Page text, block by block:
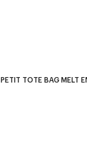
PETIT TOTE BAG MELT